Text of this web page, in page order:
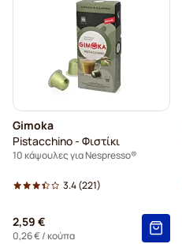
Gimoka
Pistacchino - Φιστίκι
10 κάψουλες για Nespresso®
3.4(221)
2,59 €
0,26 €/ κούπα